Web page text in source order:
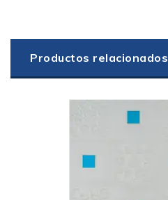
Productos relacionados